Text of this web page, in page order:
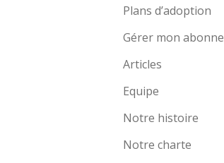
Plans d’adoption
Gérer mon
Articles
Equipe
Notre histoire
Notre charte